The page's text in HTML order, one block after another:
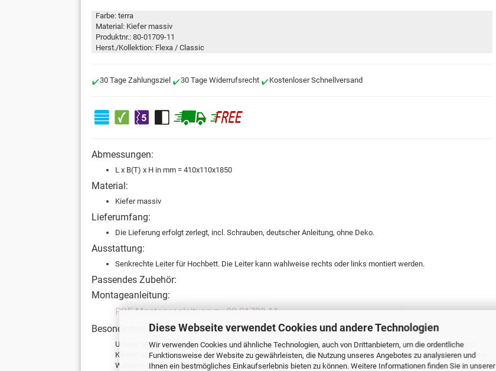
Diese Webseite verwendet Cookies und andere Technologien
Wir verwenden Cookies und ähnliche Technologien, auch von Drittanbietern, um die ordentliche
Funktionsweise der Website zu gewährleisten, die Nutzung unseres Angebotes zu analysieren und
Ihnen ein bestmögliches Einkaufserlebnis bieten zu können. Weitere Informationen finden Sie in unserer
Farbe: terra
Material: Kiefer massiv
Produktnr.: 80-01709-11
Herst./Kollektion: Flexa / Classic
30 Tage Zahlungsziel 30 Tage Widerrufsrecht Kostenloser Schnellversand
Abmessungen:
L x B(T) x H in mm = 410x110x1850
Material:
Kiefer massiv
Lieferumfang:
Die Lieferung erfolgt zerlegt, incl. Schrauben, deutscher Anleitung, ohne Deko.
Ausstattung:
Senkrechte Leiter für Hochbett. Die Leiter kann wahlweise rechts oder links montiert werden.
Passendes Zubehör:
Montageanleitung:
PDF-Montageanleitung zu 80-01709-11
Besonderheit:
Unsere Möbel werden ausschließlich für Kinder und Heranwachsende gefertigt. Deshalb sind alle Ecken und
Kanten abgerundet. Unsere Produkte aus Holz tragen das PEFC Siegel, das für nachhaltige Bewirtschaftung von
Wäldern steht. Der Hersteller verwendet ausschließlich umweltfreundliche, wasserbasierte UV-Lacke, die alle